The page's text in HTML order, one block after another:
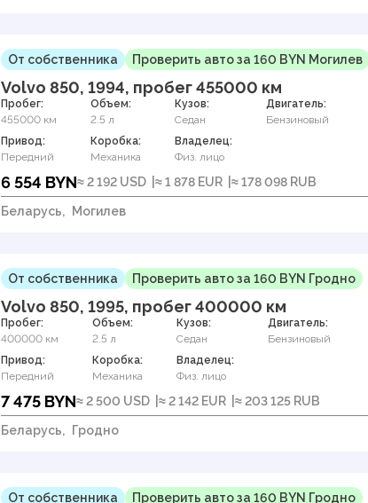
От собственника Проверить авто за 160 BYN Могилев
Volvo 850, 1994, пробег 455000 км
Пробег:
455000 км
Объем:
2.5 л
Кузов:
Седан
Двигатель:
Бензиновый
Привод:
Передний
Коробка:
Механика
Владелец:
Физ. лицо
6 554 BYN≈ 2 192 USD ≈ 1 878 EUR ≈ 178 098 RUB
Беларусь, Могилев
От собственника Проверить авто за 160 BYN Гродно
Volvo 850, 1995, пробег 400000 км
Пробег:
400000 км
Объем:
2.5 л
Кузов:
Седан
Двигатель:
Бензиновый
Привод:
Передний
Коробка:
Механика
Владелец:
Физ. лицо
7 475 BYN≈ 2 500 USD ≈ 2 142 EUR ≈ 203 125 RUB
Беларусь, Гродно
От собственника Проверить авто за 160 BYN Гродно